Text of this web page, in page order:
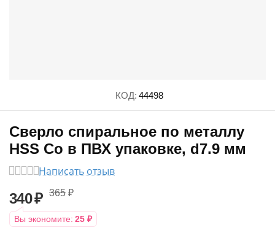
КОД: 44498
Сверло спиральное по металлу
HSS Co в ПВХ упаковке, d7.9 мм
Написать отзыв
340₽ 365 ₽
Вы экономите: 25 ₽